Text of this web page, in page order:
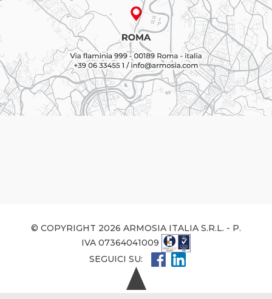
© COPYRIGHT 2026 ARMOSIA ITALIA S.R.L. - P.
IVA 07364041009
SEGUICI SU: